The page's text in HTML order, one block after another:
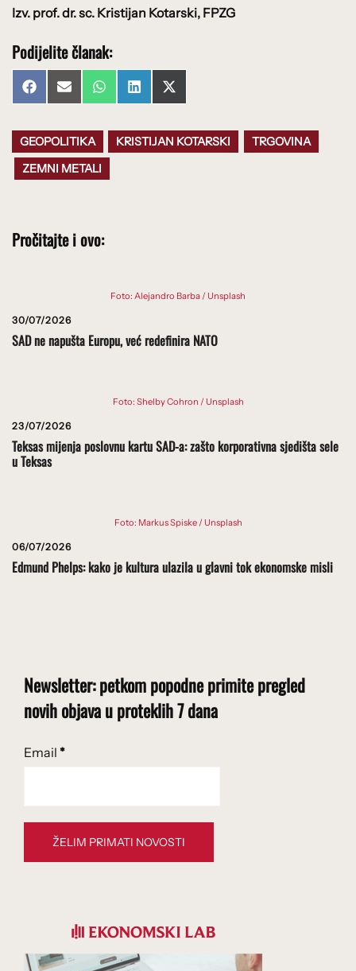
Izv. prof. dr. sc. Kristijan Kotarski, FPZG
Podijelite članak:
Share
on
FacebookShare
on
Email Share
on
WhatsAppShare
on
LinkedInShare
on
X
(Twitter)
GEOPOLITIKA KRISTIJAN KOTARSKI
TRGOVINA
ZEMNI METALI
Pročitajte i ovo:
Foto: Alejandro Barba / Unsplash
30/07/2026
SAD ne napušta Europu, već redefinira NATO
Foto: Shelby Cohron / Unsplash
23/07/2026
Teksas mijenja poslovnu kartu SAD-a: zašto korporativna sjedišta sele
u Teksas
Foto: Markus Spiske / Unsplash
06/07/2026
Edmund Phelps: kako je kultura ulazila u glavni tok ekonomske misli
Newsletter: petkom popodne primite pregled
novih objava u proteklih 7 dana
Email *